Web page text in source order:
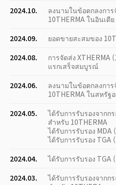
2024.10.
ลงนามในข้อตกลงกา
10THERMA ในอินเดีย
2024.09.
ยอดขายสะสมของ
2024.08.
การจัดส่ง XTHERMA
แรกเสร็จสมบูรณ์
2024.06.
ลงนามในข้อตกลงกา
10THERMA ในสหรัฐ
2024.05.
ได้รับการรับรองจากก
สำหรับ 10THERMA
ได้รับการรับรอง MDA
ได้รับการรับรอง TGA
2024.04.
ได้รับการรับรอง TGA
2024.03.
ได้รับการรับรองจาก